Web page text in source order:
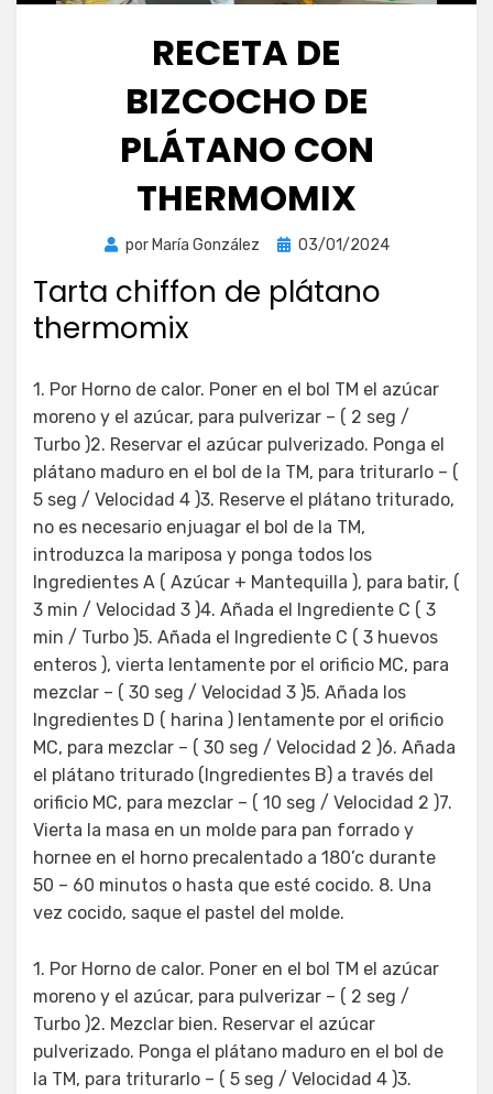
RECETA DE
BIZCOCHO DE
PLÁTANO CON
THERMOMIX
por María González
Publicada
03/01/2024
Tarta chiffon de plátano
thermomix
1. Por Horno de calor. Poner en el bol TM el azúcar
moreno y el azúcar, para pulverizar – ( 2 seg /
Turbo )2. Reservar el azúcar pulverizado. Ponga el
plátano maduro en el bol de la TM, para triturarlo – (
5 seg / Velocidad 4 )3. Reserve el plátano triturado,
no es necesario enjuagar el bol de la TM,
introduzca la mariposa y ponga todos los
Ingredientes A ( Azúcar + Mantequilla ), para batir, (
3 min / Velocidad 3 )4. Añada el Ingrediente C ( 3
min / Turbo )5. Añada el Ingrediente C ( 3 huevos
enteros ), vierta lentamente por el orificio MC, para
mezclar – ( 30 seg / Velocidad 3 )5. Añada los
Ingredientes D ( harina ) lentamente por el orificio
MC, para mezclar – ( 30 seg / Velocidad 2 )6. Añada
el plátano triturado (Ingredientes B) a través del
orificio MC, para mezclar – ( 10 seg / Velocidad 2 )7.
Vierta la masa en un molde para pan forrado y
hornee en el horno precalentado a 180’c durante
50 – 60 minutos o hasta que esté cocido. 8. Una
vez cocido, saque el pastel del molde.
1. Por Horno de calor. Poner en el bol TM el azúcar
moreno y el azúcar, para pulverizar – ( 2 seg /
Turbo )2. Mezclar bien. Reservar el azúcar
pulverizado. Ponga el plátano maduro en el bol de
la TM, para triturarlo – ( 5 seg / Velocidad 4 )3.